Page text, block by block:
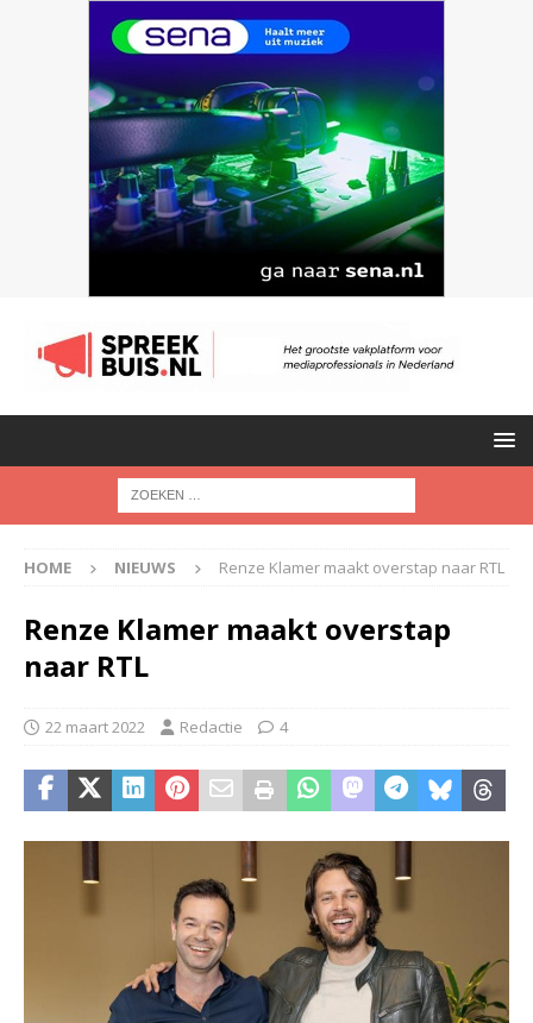
HOME NIEUWS Renze Klamer maakt overstap naar RTL
Renze Klamer maakt overstap
naar RTL
22 maart 2022 Redactie 4